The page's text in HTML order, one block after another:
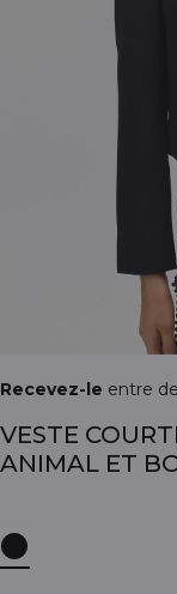
Recevez-le entre
VESTE
ANIMAL ET